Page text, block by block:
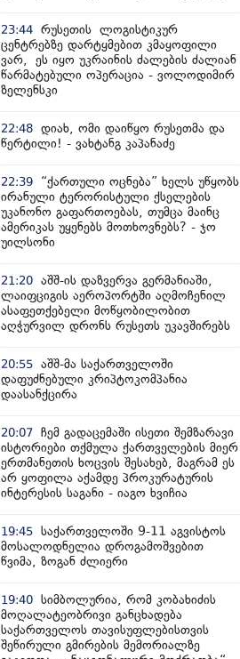
23:44 რუსეთის ლოგისტიკურ
ცენტრებზე დარტყმებით კმაყოფილი
ვარ, ეს იყო უკრაინის ძალების ძალიან
წარმატებული ოპერაცია - ვოლოდიმირ
ზელენსკი
22:48 დიახ, ომი დაიწყო რუსეთმა და
წერტილი! - ვახტანგ კაპანაძე
22:39
“ქართული ოცნება” ხელს უწყობს
ირანული ტერორისტული ქსელების
უკანონო გაფართოებას, თუმცა მაინც
ამერიკას უყენებს მოთხოვნებს? - ჯო
უილსონი
21:20 აშშ-ის დაზვერვა გერმანიაში,
ლაიფციგის აეროპორტში აღმოჩენილ
ასაფეთქებელი მოწყობილობით
აღჭურვილ დრონს რუსეთს უკავშირებს
20:55 აშშ-მა საქართველოში
დაფუძნებული კრიპტოკომპანია
დაასანქცირა
20:07 ჩემ გადაცემაში ისეთი შემზარავი
ისტორიები თქმულა ქართველების მიერ
ერთმანეთის ხოცვის შესახებ, მაგრამ ეს
არ ყოფილა აქამდე პროკურატურის
ინტერესის საგანი - იაგო ხვიჩია
19:45 საქართველოში 9-11 აგვისტოს
მოსალოდნელია დროგამოშვებით
წვიმა, ზოგან ძლიერი
19:40 სიმბოლურია, რომ კობახიძის
მოღალატეობრივი განცხადება
საქართველოს თავისუფლებისთვის
შეწირული გმირების მემორიალზე